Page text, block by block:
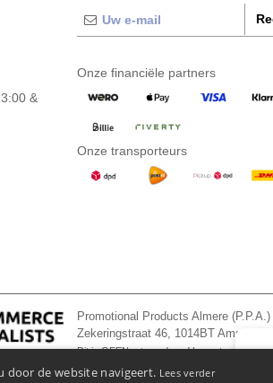
&
Onze financiële partners
Onze transporteurs
Promotional Products Almere
Zekeringstraat 46, 1014BT
Dit is GEEN retouradres. Voor
door de website navigeert. Lees verder
Als u